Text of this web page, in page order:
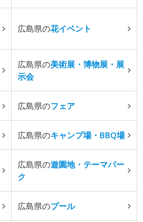
広島県の花イベント
広島県の美術展・博物展・展
示会
広島県のフェア
広島県のキャンプ場・BBQ場
広島県の遊園地・テーマパー
ク
広島県のプール